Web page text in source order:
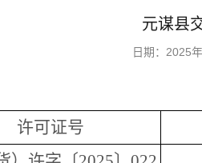
元谋县
日期：2025
许可证号